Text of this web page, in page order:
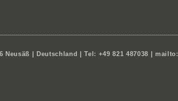
Neusäß | Deutschland | Tel: +49 821 487038 | mailto: